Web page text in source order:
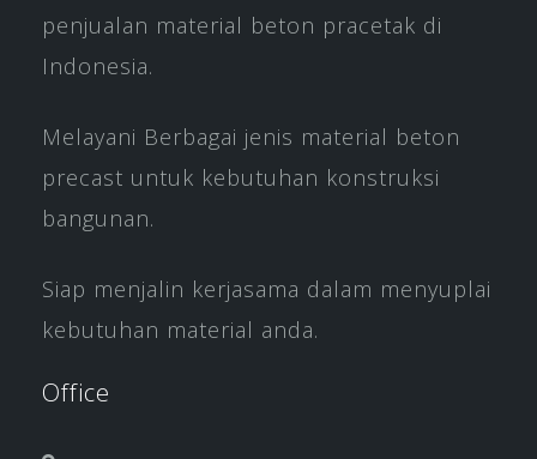
penjualan material beton pracetak di
Indonesia.
Melayani Berbagai jenis material beton
precast untuk kebutuhan konstruksi
bangunan.
Siap menjalin kerjasama dalam menyuplai
kebutuhan material anda.
Office